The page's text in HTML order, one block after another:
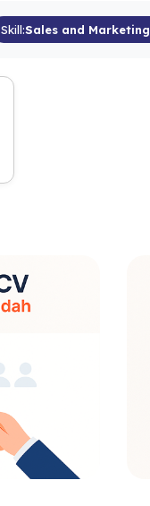
Skill:Sales and Marketing